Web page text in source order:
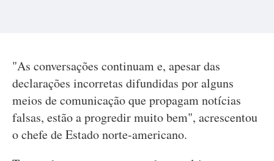
"As conversações continuam e, apesar das
declarações incorretas difundidas por alguns
meios de comunicação que propagam notícias
falsas, estão a progredir muito bem", acrescentou
o chefe de Estado norte-americano.